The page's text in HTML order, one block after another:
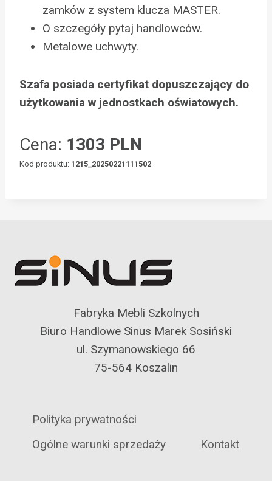
zamków z system klucza MASTER.
O szczegóły pytaj handlowców.
Metalowe uchwyty.
Szafa posiada certyfikat dopuszczający do
użytkowania w jednostkach oświatowych.
Cena: 1303 PLN
Kod produktu: 1215_20250221111502
Fabryka Mebli Szkolnych
Biuro Handlowe Sinus Marek Sosiński
ul. Szymanowskiego 66
75-564 Koszalin
Polityka prywatności
Ogólne warunki sprzedaży
Kontakt